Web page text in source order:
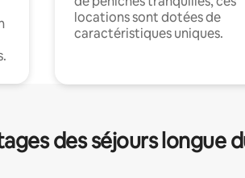
locations sont dotées de
caractéristiques uniques.
des séjours longue